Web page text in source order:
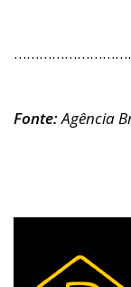
Fonte:Agência